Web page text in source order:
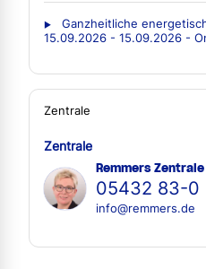
Ganzheitliche
15.09.2026 - 15.09.2026 -
Zentrale
Zentrale
Remmers
05432 83-0
info@remmers.de